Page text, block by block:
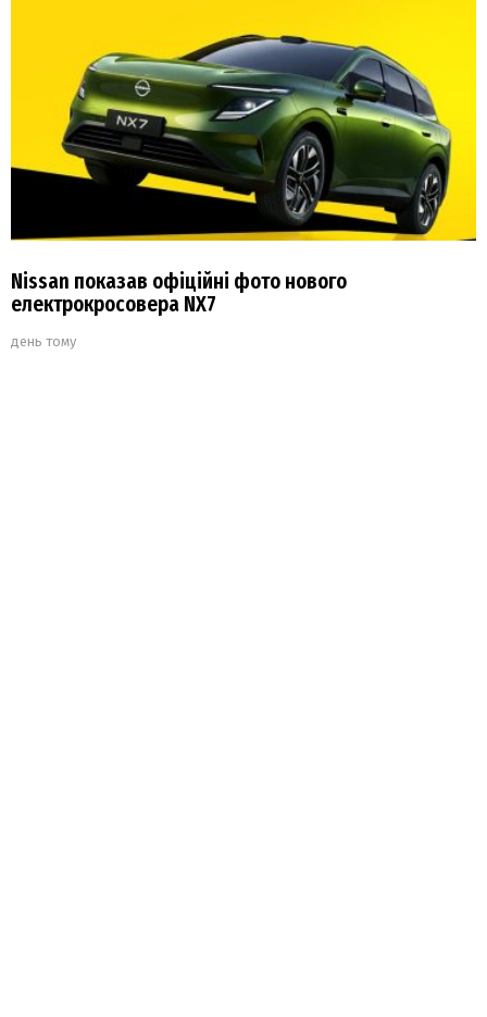
Nissan показав офіційні фото нового
електрокросовера NX7
день тому